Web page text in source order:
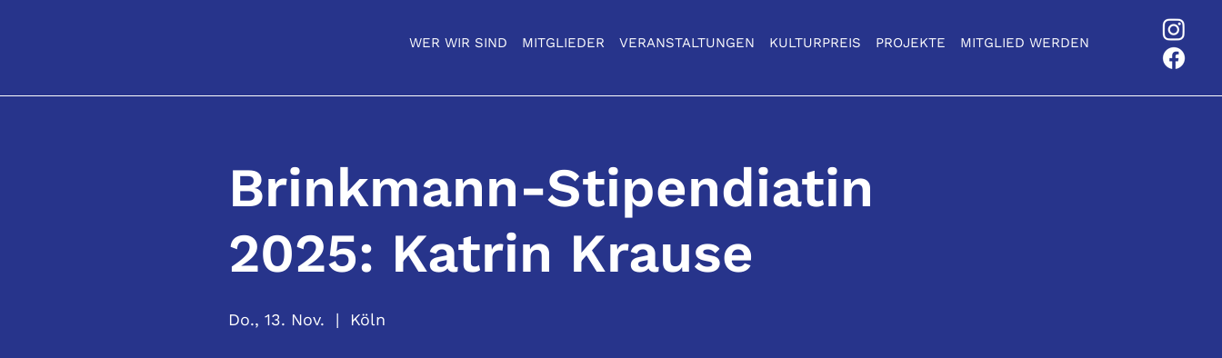
WER WIR SIND MITGLIEDER VERANSTALTUNGEN KULTURPREIS PROJEKTE MITGLIED WERDEN
Brinkmann-Stipendiatin
2025: Katrin Krause
Do., 13. Nov.
  |
Köln